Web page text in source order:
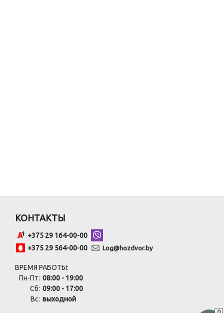
КОНТАКТЫ
+375 29 164-00-00
+375 29 564-00-00
Log@hozdvor.by
ВРЕМЯ РАБОТЫ:
Пн-Пт: 08:00 - 19:00
Сб: 09:00 - 17:00
Вс: выходной